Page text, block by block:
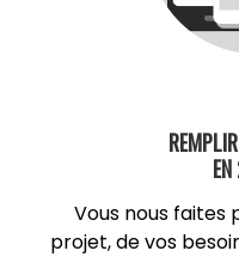
Vous nous faites
projet, de vos